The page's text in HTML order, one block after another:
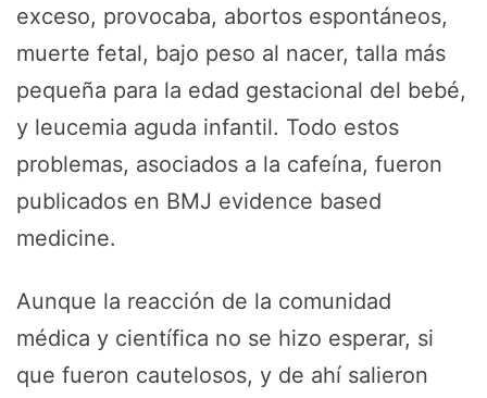
exceso, provocaba, abortos espontáneos,
muerte fetal, bajo peso al nacer, talla más
pequeña para la edad gestacional del bebé,
y leucemia aguda infantil. Todo estos
problemas, asociados a la cafeína, fueron
publicados en BMJ evidence based
medicine.
Aunque la reacción de la comunidad
médica y científica no se hizo esperar, si
que fueron cautelosos, y de ahí salieron